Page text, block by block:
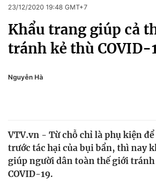
Chuyên mục
Chính trị
Thế giới
Tin tức
Pháp luật
Kinh tế
Thể thao
Truyền hình
Y tế
23/12/2020 19:48 GMT+7
Khẩu trang giúp cả
tránh kẻ thù COVID-
Nguyễn Hà
VTV.vn - Từ chỗ chỉ là phụ kiện để
trước tác hại của bụi bẩn, thì nay
giúp người dân toàn thế giới tránh
COVID-19.